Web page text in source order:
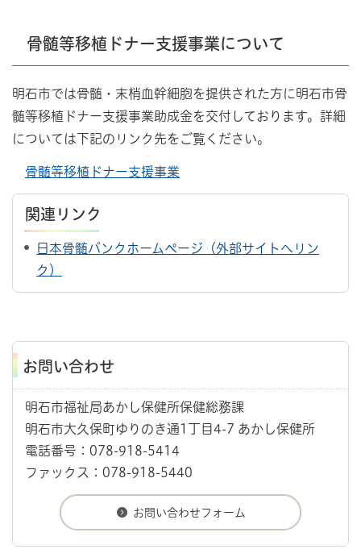
骨髄等移植ドナー支援事業について
明石市では骨髄・末梢血幹細胞を提供された方に明石市骨
髄等移植ドナー支援事業助成金を交付しております。詳細
については下記のリンク先をご覧ください。
骨髄等移植ドナー支援事業
関連リンク
日本骨髄バンクホームページ（外部サイトへリン
ク）
お問い合わせ
明石市福祉局あかし保健所保健総務課
明石市大久保町ゆりのき通1丁目4-7 あかし保健所
電話番号：078-918-5414
ファックス：078-918-5440